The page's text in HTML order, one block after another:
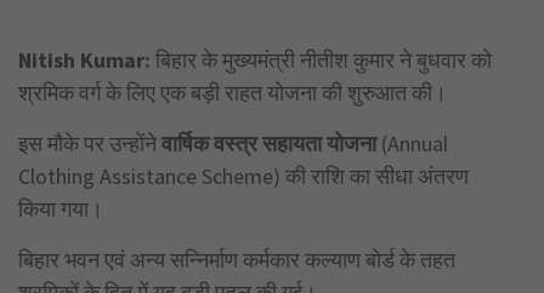
Nitish Kumar: बिहार के मुख्यमंत्री नीतीश कुमार ने बुधवार को
श्रमिक वर्ग के लिए एक बड़ी राहत योजना की शुरुआत की।
इस मौके पर उन्होंनेवार्षिक वस्त्र सहायता योजना(Annual
Clothing Assistance Scheme) की राशि का सीधा अंतरण
किया गया।
बिहार भवन एवं अन्य सन्निर्माण कर्मकार कल्याण बोर्ड के तहत